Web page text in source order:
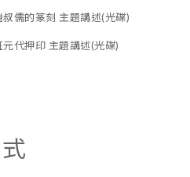
儒的篆刻 主題講述(光碟)
代押印 主題講述(光碟)